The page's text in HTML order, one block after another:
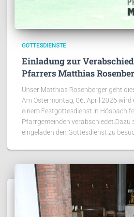
GOTTESDIENSTE
Einladung zur
Pfarrers Matthias
Unser Matthias Rosenberger geht
Am Ostermontag, 06. April 2026 wird
einem Festgottesdienst in Hösbach
Pfarrgemeinden verabschiedet.Dazu
eingeladen den Gottesdienst zu